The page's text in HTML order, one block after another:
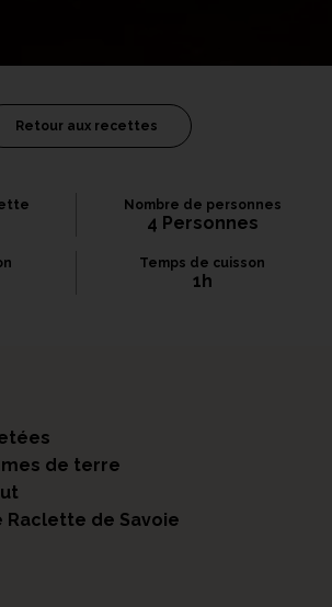
Retour aux recettes
Nombre de personnes
4 Personnes
Temps de cuisson
1h
de terre
Raclette de Savoie